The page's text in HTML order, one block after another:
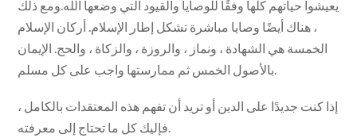
يعيشوا حياتهم كلها وفقًا للوصايا والقيود التي وضعها الله.ومع ذلك
، هناك أيضًا وصايا مباشرة تشكل إطار الإسلام. أركان الإسلام
الخمسة هي الشهادة ، ونماز ، والروزة ، والزكاة ، والحج. الإيمان
إذا كنت جديدًا على الدين أو تريد أن تفهم هذه المعتقدات بالكامل ،
فإليك كل ما تحتاج إلى معرفته.